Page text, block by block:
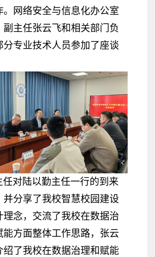
。网络安全与信息化办公室
副主任张云飞和相关部门负
分专业技术人员参加了座谈
任对陆以勤主任一行的到来
并分享了我校智慧校园建设
理念，交流了我校在数据治
能方面整体工作思路，张云
绍了我校在数据治理和赋能